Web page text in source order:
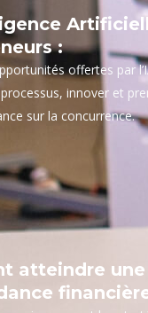
:
offertes par
innover et
sur la concurrence.
atteindre une